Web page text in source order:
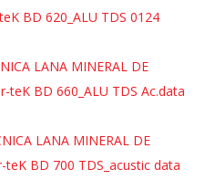
BD 620_ALU TDS 0124
LANA MINERAL DE
teK BD 660_ALU TDS Ac.data
LANA MINERAL DE
teK BD 700 TDS_acustic data